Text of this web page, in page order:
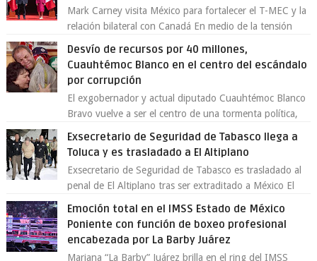
Mark Carney visita México para fortalecer el T-MEC y la
relación bilateral con Canadá En medio de la tensión
comercial provocada por la ofen...
Desvío de recursos por 40 millones,
Cuauhtémoc Blanco en el centro del escándalo
por corrupción
El exgobernador y actual diputado Cuauhtémoc Blanco
Bravo vuelve a ser el centro de una tormenta política,
Exsecretario de Seguridad de Tabasco llega a
Toluca y es trasladado a El Altiplano
Exsecretario de Seguridad de Tabasco es trasladado al
penal de El Altiplano tras ser extraditado a México El
Emoción total en el IMSS Estado de México
Poniente con función de boxeo profesional
encabezada por La Barby Juárez
Mariana “La Barby” Juárez brilla en el ring del IMSS